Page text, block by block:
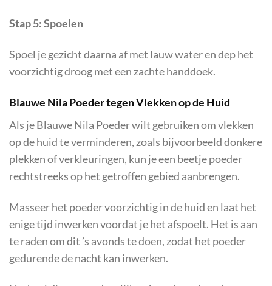
Stap 5: Spoelen
Spoel je gezicht daarna af met lauw water en dep het
voorzichtig droog met een zachte handdoek.
Blauwe Nila Poeder tegen Vlekken op de Huid
Als je Blauwe Nila Poeder wilt gebruiken om vlekken
op de huid te verminderen, zoals bijvoorbeeld donkere
plekken of verkleuringen, kun je een beetje poeder
rechtstreeks op het getroffen gebied aanbrengen.
Masseer het poeder voorzichtig in de huid en laat het
enige tijd inwerken voordat je het afspoelt. Het is aan
te raden om dit ’s avonds te doen, zodat het poeder
gedurende de nacht kan inwerken.